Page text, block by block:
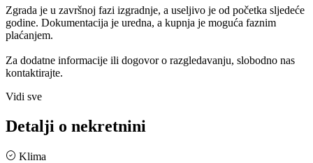
Zgrada je u završnoj fazi izgradnje, a useljivo je od početka sljedeće
godine. Dokumentacija je uredna, a kupnja je moguća faznim
plaćanjem.
Za dodatne informacije ili dogovor o razgledavanju, slobodno nas
kontaktirajte.
Vidi sve
Detalji o nekretnini
Klima